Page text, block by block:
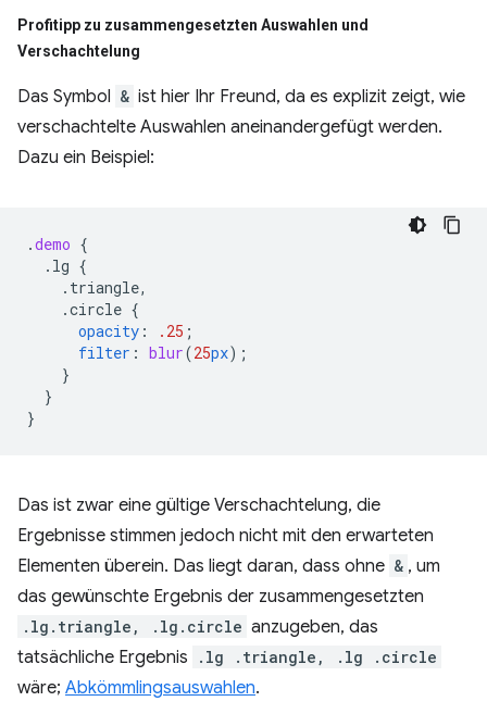
Profitipp zu zusammengesetzten Auswahlen und
Verschachtelung
Das Symbol & ist hier Ihr Freund, da es explizit zeigt, wie
verschachtelte Auswahlen aneinandergefügt werden.
Dazu ein Beispiel:
.demo {
.lg {
.triangle,
.circle {
opacity : .25 ;
filter : blur(25px);
}
}
}
Das ist zwar eine gültige Verschachtelung, die
Ergebnisse stimmen jedoch nicht mit den erwarteten
Elementen überein. Das liegt daran, dass ohne & , um
das gewünschte Ergebnis der zusammengesetzten
.lg.triangle, .lg.circle anzugeben, das
tatsächliche Ergebnis
.lg .triangle, .lg .circle
wäre; Abkömmlingsauswahlen.